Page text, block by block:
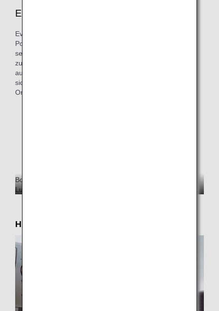
EEVEE JET
Evoli ist besonders und kann sich zu verschiedenen
Pokémon entwickeln. Diese Darstellung zeigt Evoli mit
seinen Entwicklungen wie Aquana, Blitza und Flamara, die
zusammen mit Pikachu in eine glanzvolle Zukunft
aufbrechen. Gemeinsam mit den Menschen begeben sie
sich auf eine erwartungsvolle Reise in die Lüfte, um neue
Orte zu erkunden.
Boeing 777-300ER (212 Sitzplätze)
Luftfahrzeugkennzeichen JA784A (rechte Seite)
Hinter den Kulissen des Eevee Jet NH